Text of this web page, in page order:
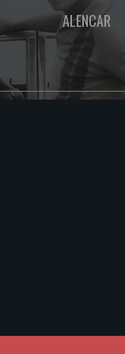
ALENCAR